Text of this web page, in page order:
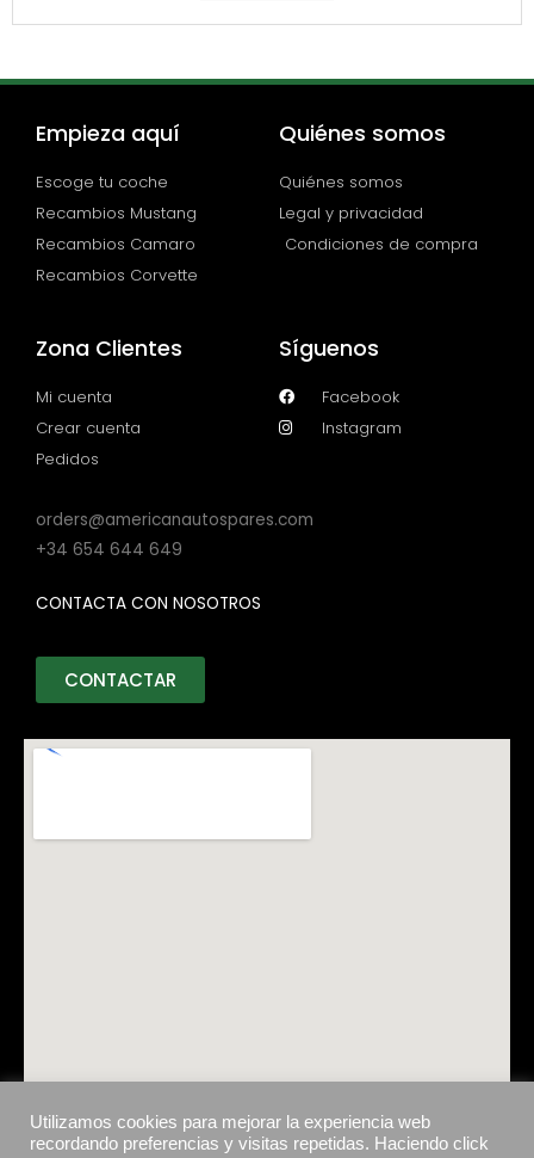
Empieza aquí
Escoge tu coche
Recambios Mustang
Recambios Camaro
Recambios Corvette
Quiénes somos
Quiénes somos
Legal y privacidad
Condiciones de compra
Zona Clientes
Mi cuenta
Crear cuenta
Pedidos
Síguenos
Facebook
Instagram
orders@americanautospares.com
+34 654 644 649
CONTACTA CON NOSOTROS
CONTACTAR
Utilizamos cookies para mejorar la experiencia web
recordando preferencias y visitas repetidas. Haciendo click